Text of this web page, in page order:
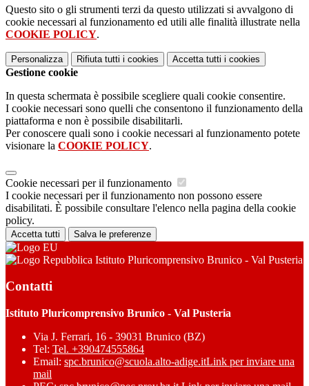
Questo sito o gli strumenti terzi da questo utilizzati si avvalgono di
cookie necessari al funzionamento ed utili alle finalità illustrate nella
COOKIE POLICY.
Personalizza Rifiuta tutti i cookies Accetta tutti i cookies
Gestione cookie
In questa schermata è possibile scegliere quali cookie consentire.
I cookie necessari sono quelli che consentono il funzionamento della
piattaforma e non è possibile disabilitarli.
Per conoscere quali sono i cookie necessari al funzionamento potete
visionare la COOKIE POLICY.
Cookie necessari per il funzionamento
I cookie necessari per il funzionamento non possono essere
disabilitati. È possibile consultare l'elenco nella pagina della cookie
policy.
Accetta tutti Salva le preferenze
Istituto Pluricomprensivo Brunico - Val Pusteria
Contatti
Istituto Pluricomprensivo Brunico - Val Pusteria
Via J. Ferrari, 16 - 39031 Brunico (BZ)
Tel: Tel. +390474555864
Email: spc.brunico@scuola.alto-adige.itLink per inviare una
mail